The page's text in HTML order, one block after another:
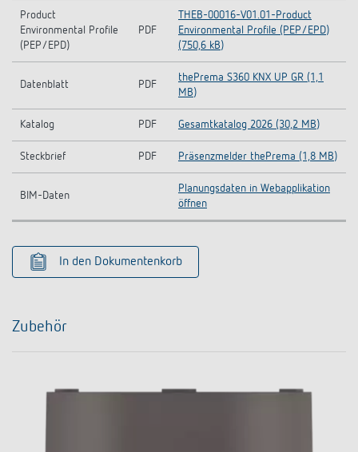
Product
Environmental Profile
(PEP/EPD)
PDF
THEB-00016-V01.01-Product
Environmental Profile (PEP/EPD)
(750,6 kB)
Datenblatt PDF
thePrema S360 KNX UP GR (1,1
MB)
Katalog PDF Gesamtkatalog 2026 (30,2 MB)
Steckbrief PDF Präsenzmelder thePrema (1,8 MB)
BIM-Daten
Planungsdaten in Webapplikation
öffnen
In den Dokumentenkorb
Zubehör